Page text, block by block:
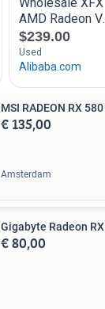
MSI RADEON RX
€ 135,00
Amsterdam
Gigabyte Radeon
€ 80,00